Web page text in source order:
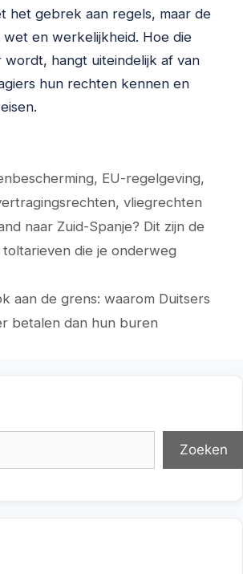
het gebrek aan regels, maar de
wet en werkelijkheid. Hoe die
wordt, hangt uiteindelijk af van
hun rechten kennen en
, EU-regelgeving,
, vliegrechten
naar Zuid-Spanje? Dit zijn de
die je onderweg
aan de grens: waarom Duitsers
betalen dan hun buren
Zoeken